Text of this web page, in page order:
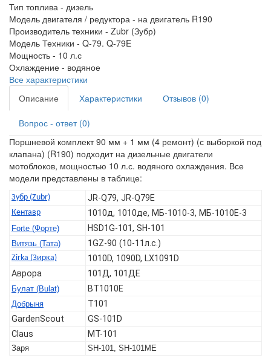
Тип топлива - дизель
Модель двигателя / редуктора - на двигатель R190
Производитель техники - Zubr (Зубр)
Модель Техники - Q-79. Q-79E
Мощность - 10 л.с
Охлаждение - водяное
Все характеристики
Описание
Характеристики Отзывов (0)
Вопрос - ответ (0)
Поршневой комплект 90 мм + 1 мм (4 ремонт) (с выборкой под
клапана) (R190) подходит на дизельные двигатели
мотоблоков, мощностью 10 л.с. водяного охлаждения. Все
модели представлены в таблице:
Зубр (Zubr) JR-Q79, JR-Q79E
Кентавр 1010д, 1010де, МБ-1010-3, МБ-1010Е-3
Forte (Форте) HSD1G-101, SH-101
Витязь (Тата) 1GZ-90 (10-11л.с.)
Zirka (Зирка)
1010D, 1090D, LX1091D
Аврора
101Д, 101ДЕ
Булат (Bulat) BT1010E
Добрыня
T101
GardenScout
GS-101D
Claus
MT-101
Заря SH-101, SH-101ME